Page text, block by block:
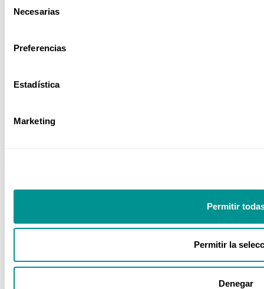
Necesarias
Preferencias
Estadística
Marketing
Permitir
Permitir la
Denegar
+35 +480